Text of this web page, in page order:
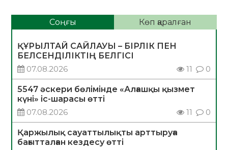
Соңғы Көп қаралған
ҚҰРЫЛТАЙ САЙЛАУЫ – БІРЛІК ПЕН
БЕЛСЕНДІЛІКТІҢ БЕЛГІСІ
07.08.2026
11 0
5547 әскери бөлімінде «Алғашқы қызмет
күні» іс-шарасы өтті
07.08.2026
11 0
Қаржылық сауаттылықты арттыруға
бағытталған кездесу өтті